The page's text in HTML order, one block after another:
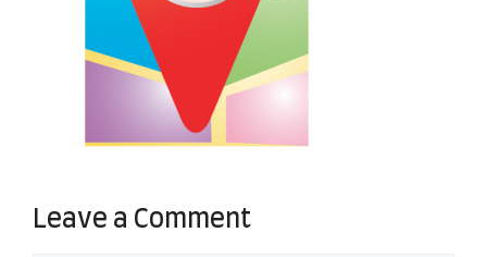
Leave a Comment